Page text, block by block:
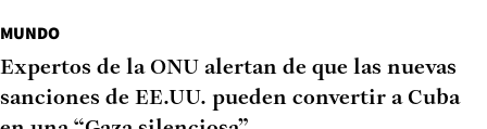
MUNDO
Expertos de la ONU alertan de que las nuevas
sanciones de EE.UU. pueden convertir a Cuba